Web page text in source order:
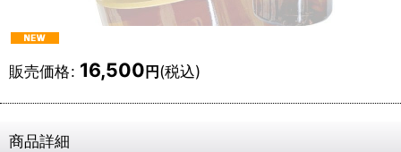
販売価格: 16,500 円 (税込)
商品詳細